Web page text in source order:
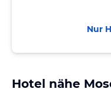
Nur
Hotel nähe